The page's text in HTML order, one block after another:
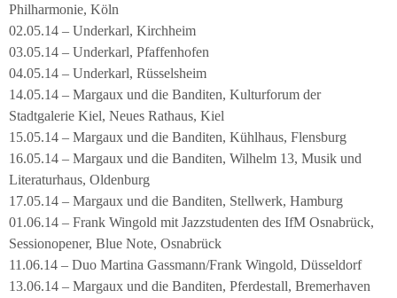
Philharmonie, Köln
02.05.14 – Underkarl, Kirchheim
03.05.14 – Underkarl, Pfaffenhofen
04.05.14 – Underkarl, Rüsselsheim
14.05.14 – Margaux und die Banditen, Kulturforum der
Stadtgalerie Kiel, Neues Rathaus, Kiel
15.05.14 – Margaux und die Banditen, Kühlhaus, Flensburg
16.05.14 – Margaux und die Banditen, Wilhelm 13, Musik und
Literaturhaus, Oldenburg
17.05.14 – Margaux und die Banditen, Stellwerk, Hamburg
01.06.14 – Frank Wingold mit Jazzstudenten des IfM Osnabrück,
Sessionopener, Blue Note, Osnabrück
11.06.14 – Duo Martina Gassmann/Frank Wingold, Düsseldorf
13.06.14 – Margaux und die Banditen, Pferdestall, Bremerhaven